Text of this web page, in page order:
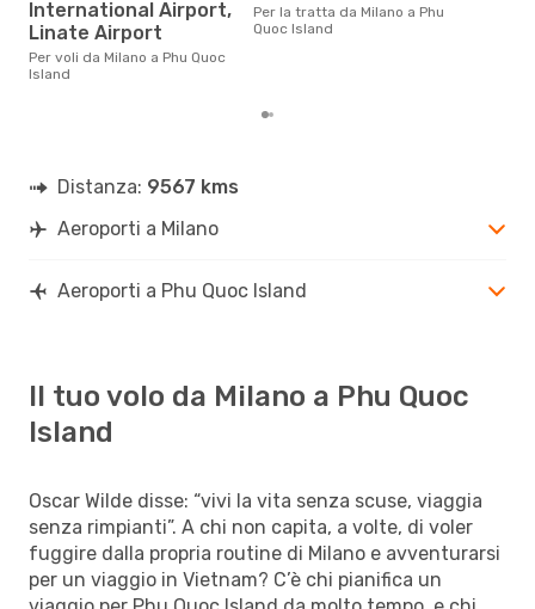
International Airport,
Linate Airport
Per voli da Milano a Phu Quoc
Island
Per la tratta da Milano a Phu
Quoc Island
Distanza: 9567 kms
Aeroporti a Milano
Aeroporti a Phu Quoc Island
Il tuo volo da Milano a Phu Quoc
Island
Oscar Wilde disse: “vivi la vita senza scuse, viaggia
senza rimpianti”. A chi non capita, a volte, di voler
fuggire dalla propria routine di Milano e avventurarsi
per un viaggio in Vietnam? C’è chi pianifica un